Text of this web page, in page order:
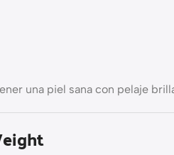
una piel sana con pelaje